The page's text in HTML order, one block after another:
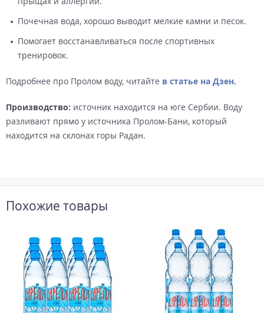
Почечная вода, хорошо выводит мелкие камни и песок.
Помогает восстанавливаться после спортивных
тренировок.
Подробнее про Пролом воду, читайте в статье на Дзен.
Производство: источник находится на юге Сербии. Воду
разливают прямо у источника Пролом-Бани, который
находится на склонах горы Радан.
Похожие товары